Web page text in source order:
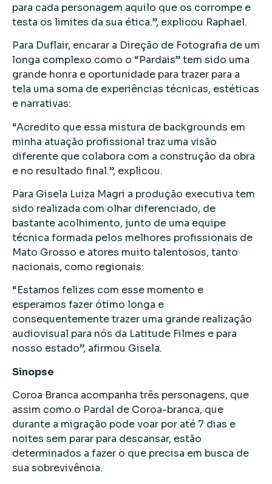
para cada personagem aquilo que os corrompe e
testa os limites da sua ética.”, explicou Raphael.
Para Duflair, encarar a Direção de Fotografia de um
longa complexo como o “Pardais” tem sido uma
grande honra e oportunidade para trazer para a
tela uma soma de experiências técnicas, estéticas
e narrativas:
“Acredito que essa mistura de backgrounds em
minha atuação profissional traz uma visão
diferente que colabora com a construção da obra
e no resultado final.”, explicou.
Para Gisela Luiza Magri a produção executiva tem
sido realizada com olhar diferenciado, de
bastante acolhimento, junto de uma equipe
técnica formada pelos melhores profissionais de
Mato Grosso e atores muito talentosos, tanto
nacionais, como regionais:
“Estamos felizes com esse momento e
esperamos fazer ótimo longa e
consequentemente trazer uma grande realização
audiovisual para nós da Latitude Filmes e para
nosso estado”, afirmou Gisela.
Sinopse
Coroa Branca acompanha três personagens, que
assim como o Pardal de Coroa-branca, que
durante a migração pode voar por até 7 dias e
noites sem parar para descansar, estão
determinados a fazer o que precisa em busca de
sua sobrevivência.